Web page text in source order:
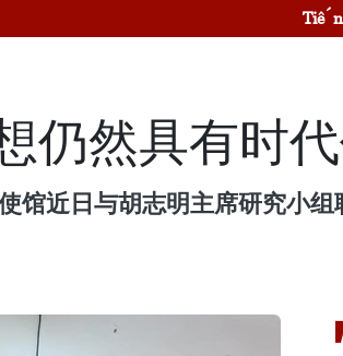
仍然具有时
馆近日与胡志明主席研究小